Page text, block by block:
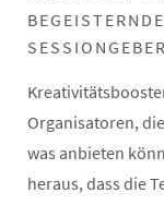
Organisatoren,
was anbieten
heraus, dass die